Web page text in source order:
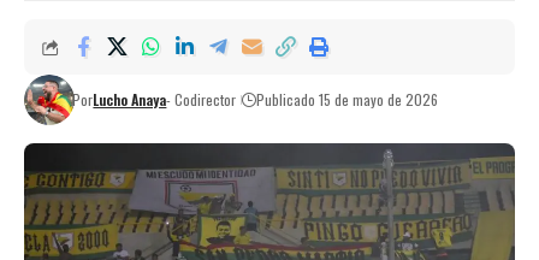
PorLucho Anaya- Codirector Publicado 15 de mayo de 2026